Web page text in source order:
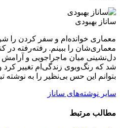
ساناز بهبودی
معماری خوانده‌ام و سفر کردن را
معماری‌شان را ببینم. رفته‌رفته در
دل‌نشینی میان ماجراجویی و آرامش
شد که رنگ‌و‌بوی زندگی‌ام تغییر کرد
بتوانم این حس بی‌نظیر را به‌ نوشته
سایر نوشته‌های ساناز
مطالب مرتبط